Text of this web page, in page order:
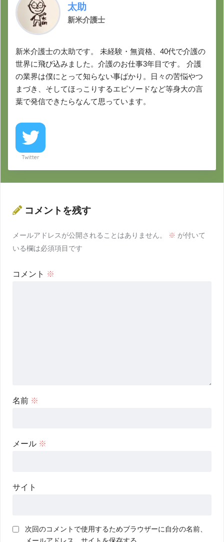
太助
新米介護士
新米介護士の太助です。 未経験・無資格、40代で介護の
世界に飛び込みました。介護のお仕事3年目です。 介護
の業界は僕にとって知らない事ばかり。日々の苦悩やつ
まづき、そしてほっこりするエピソードなど等身大の言
葉で発信できたらなんて思っています。
Twitter
コメントを残す
メールアドレスが公開されることはありません。 ※ が付いて
いる欄は必須項目です
コメント ※
名前 ※
メール ※
サイト
次回のコメントで使用するためブラウザーに自分の名前、
メールアドレス、サイトを保存する。